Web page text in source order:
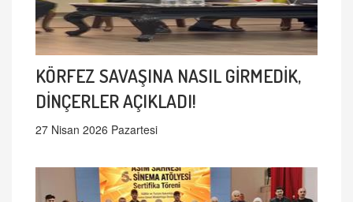
KÖRFEZ SAVAŞINA NASIL GİRMEDİK,
DİNÇERLER AÇIKLADI!
27 Nisan 2026 Pazartesi